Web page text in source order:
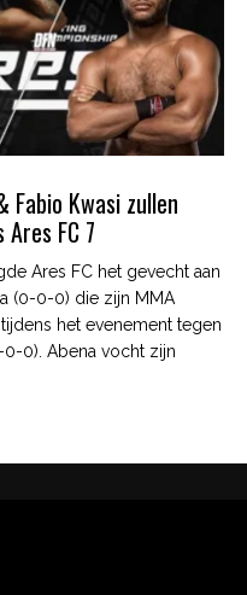
Fabio Kwasi zullen
FC 7
Ares FC het gevecht aan
(0-0-0) die zijn MMA
het evenement tegen
0-0). Abena vocht zijn